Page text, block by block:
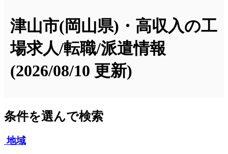
津山市(岡山県)・高収入の工
場求人/転職/派遣情報
(2026/08/10 更新)
条件を選んで検索
地域